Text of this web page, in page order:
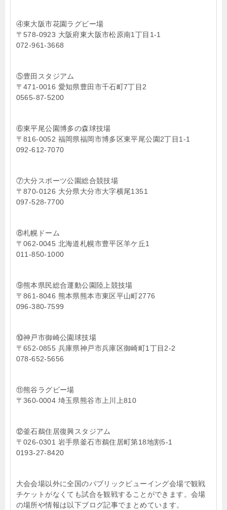
④東大阪市花園ラグビー場
〒578-0923 大阪府東大阪市松原南1丁目1-1
072-961-3668
⑤豊田スタジアム
〒471-0016 愛知県豊田市千石町7丁目2
0565-87-5200
⑥東平尾公園博多の森球技場
〒816-0052 福岡県福岡市博多区東平尾公園2丁目1-1
092-612-7070
⑦大分スポーツ公園総合競技場
〒870-0126 大分県大分市大字横尾1351
097-528-7700
⑧札幌ドーム
〒062-0045 北海道札幌市豊平区羊ケ丘1
011-850-1000
⑨熊本県民総合運動公園陸上競技場
〒861-8046 熊本県熊本市東区平山町2776
096-380-7599
⑩神戸市御崎公園球技場
〒652-0855 兵庫県神戸市兵庫区御崎町1丁目2-2
078-652-5656
⑪熊谷ラグビー場
〒360-0004 埼玉県熊谷市上川上810
⑫釜石鵜住居復興スタジアム
〒026-0301 岩手県釜石市鵜住居町第18地割5-1
0193-27-8420
大会会場以外に全国のパブリックビューイング会場で観戦
チケットがなくても試合を観戦することができます。会場
の場所や情報は以下ブログ記事でまとめています。